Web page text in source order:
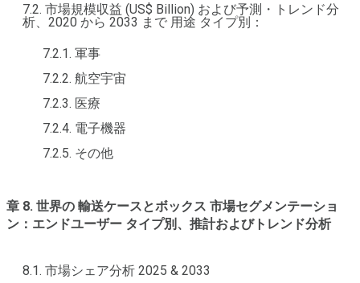
7.2. 市場規模収益 (US$ Billion) および予測・トレンド分
析、2020 から 2033 まで 用途 タイプ別：
7.2.1. 軍事
7.2.2. 航空宇宙
7.2.3. 医療
7.2.4. 電子機器
7.2.5. その他
章 8. 世界の 輸送ケースとボックス 市場セグメンテーショ
ン：エンドユーザー タイプ別、推計およびトレンド分析
8.1. 市場シェア分析 2025 & 2033